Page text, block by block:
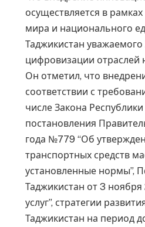
осуществляется в
мира и национального
Таджикистан
цифровизации отраслей
Он отметил, что
соответствии с
числе Закона Республики
постановления
года №779 “Об
транспортных средств
установленные нормы”,
Таджикистан от 3
услуг”, стратегии
Таджикистан на период